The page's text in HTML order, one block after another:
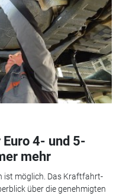
4- und 5-
mehr
ist möglich. Das Kraftfahrt-
über die genehmigten